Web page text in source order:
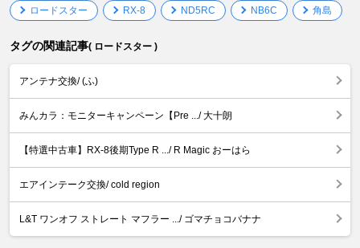
ロードスター RX-8 ND5RC NB6C 角島
タグの関連記事( ロードスター )
アンテナ交換/ (ふ)
みんカラ：モニターキャンペーン【Pre .../ 大十朗
【特選中古車】RX-8後期Type R .../ R Magic おーはら
エアインテーク交換/ cold region
L&T ワンオフ ストレート マフラー .../ ゴマチョコバナナ